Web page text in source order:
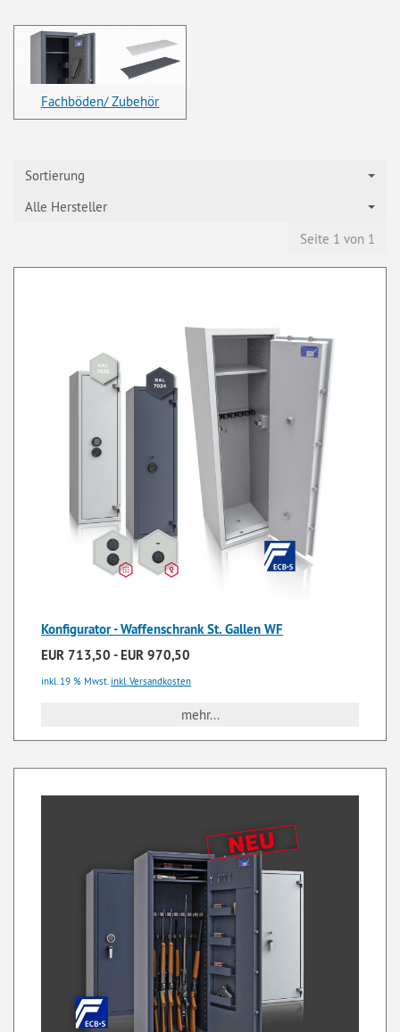
Fachböden/ Zubehör
Sortierung
Alle Hersteller
Seite 1 von 1
Konfigurator - Waffenschrank St. Gallen WF
EUR 713,50 - EUR 970,50
inkl. 19 % Mwst. inkl. Versandkosten
mehr...